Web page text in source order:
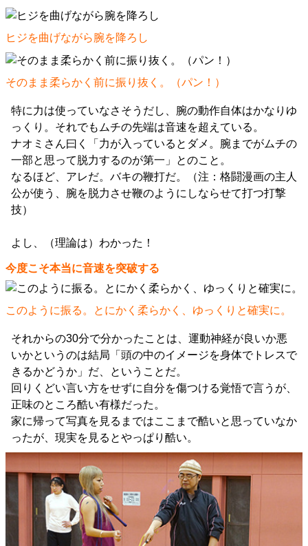
ヒジを曲げながら腕を降ろし
そのまま柔らかく前に振り抜く。（パン！）
特に力は使っていなさそうだし、腕の動作自体はかなりゆ
っくり。それでもムチの先端は音速を超えている。
ナオミさん曰く「力が入っているとダメ。腕までがムチの
一部と思って脱力するのが第一」とのこと。
なるほど、アレだ。バキの鞭打だ。（注：格闘漫画の主人
公が使う、腕を脱力させ鞭のようにしならせて打つ打撃
技）
よし、（理論は）わかった！
今度こそ本当に音速を突破する
このように振る。とにかく柔らかく、ゆっくりと確実に。
それからの30分で分かったことは、運動神経が良いか悪
いかというのは結局「頭の中のイメージを身体でトレスで
きるかどうか」だ、ということだ。
回りくどい言い方をせずに自分を傷つける覚悟で言うが、
正味のところ酷い有様だった。
家に帰って写真を見るまではここまで酷いと思っていなか
ったが、現実を見るとやっぱり酷い。